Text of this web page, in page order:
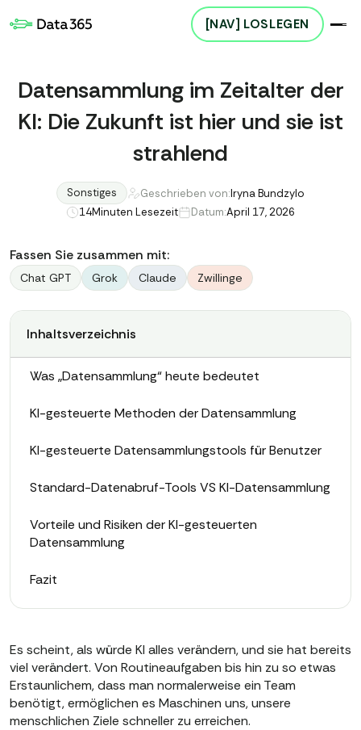
[NAV] LOSLEGEN
Datensammlung im Zeitalter der
KI: Die Zukunft ist hier und sie ist
strahlend
Sonstiges Geschrieben von:Iryna Bundzylo
14Minuten Lesezeit Datum:April 17, 2026
Fassen Sie zusammen mit:
Chat GPT Grok Claude Zwillinge
Inhaltsverzeichnis
Was „Datensammlung“ heute bedeutet
KI-gesteuerte Methoden der Datensammlung
KI-gesteuerte Datensammlungstools für Benutzer
Standard-Datenabruf-Tools VS KI-Datensammlung
Vorteile und Risiken der KI-gesteuerten
Datensammlung
Fazit
Es scheint, als würde KI alles verändern, und sie hat bereits
viel verändert. Von Routineaufgaben bis hin zu so etwas
Erstaunlichem, dass man normalerweise ein Team
benötigt, ermöglichen es Maschinen uns, unsere
menschlichen Ziele schneller zu erreichen.